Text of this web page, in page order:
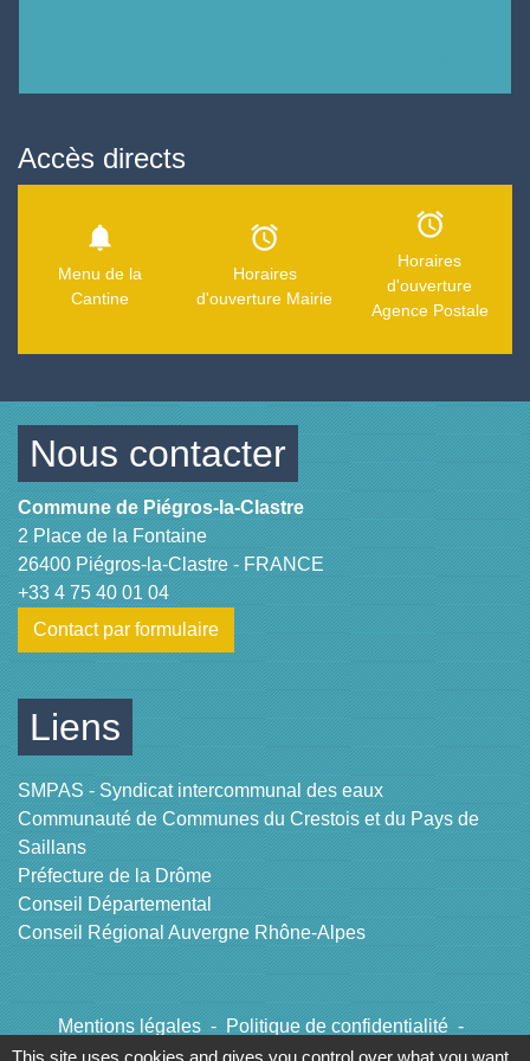
Accès directs
notifications
Menu de la
Cantine
alarm
Horaires
d'ouverture Mairie
alarm
Horaires
d'ouverture
Agence Postale
Nous contacter
Commune de Piégros-la-Clastre
2 Place de la Fontaine
26400 Piégros-la-Clastre - FRANCE
+33 4 75 40 01 04
Contact par formulaire
Liens
SMPAS - Syndicat intercommunal des eaux
Communauté de Communes du Crestois et du Pays de
Saillans
Préfecture de la Drôme
Conseil Départemental
Conseil Régional Auvergne Rhône-Alpes
Mentions légales - Politique de confidentialité -
Accessibilité - Plan du site - Gestion des cookies
This site uses cookies and gives you control over what you want